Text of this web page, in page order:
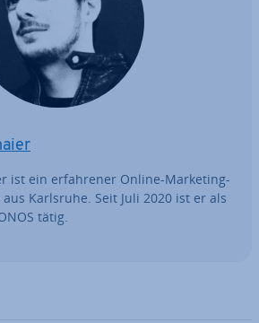
ist ein er­fah­re­ner Online-Marketing-
Karlsruhe. Seit Juli 2020 ist er als
tätig.